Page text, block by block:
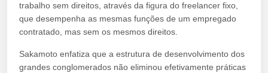
trabalho sem direitos, através da figura do freelancer fixo,
que desempenha as mesmas funções de um empregado
contratado, mas sem os mesmos direitos.
Sakamoto enfatiza que a estrutura de desenvolvimento dos
grandes conglomerados não eliminou efetivamente práticas